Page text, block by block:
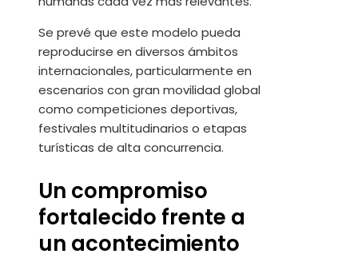
Se prevé que este modelo pueda
reproducirse en diversos ámbitos
internacionales, particularmente en
escenarios con gran movilidad global
como competiciones deportivas,
festivales multitudinarios o etapas
turísticas de alta concurrencia.
Un compromiso
fortalecido frente a
un acontecimiento